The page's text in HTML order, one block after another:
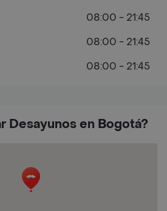
Desayunos en Bogotá?
08:00 - 21:45
08:00 - 21:45
08:00 - 21:45